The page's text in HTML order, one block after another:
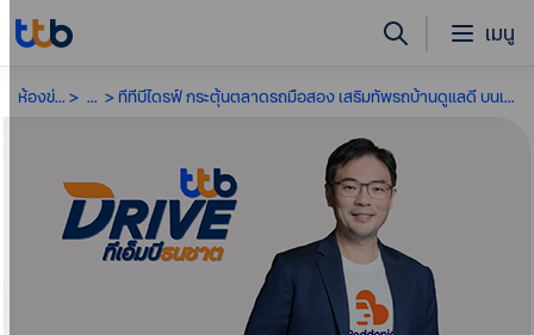
เมนู
ห้องข่าว ... ทีทีบีไดรฟ์ กระตุ้นตลาดรถมือสอง เสริมทัพรถบ้านดูแลดี บนเว็บไซต์ Roddonjai